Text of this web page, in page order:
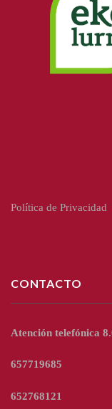
Política de Privacidad
CONTACTO
Atención telefónica
657719685
652768121